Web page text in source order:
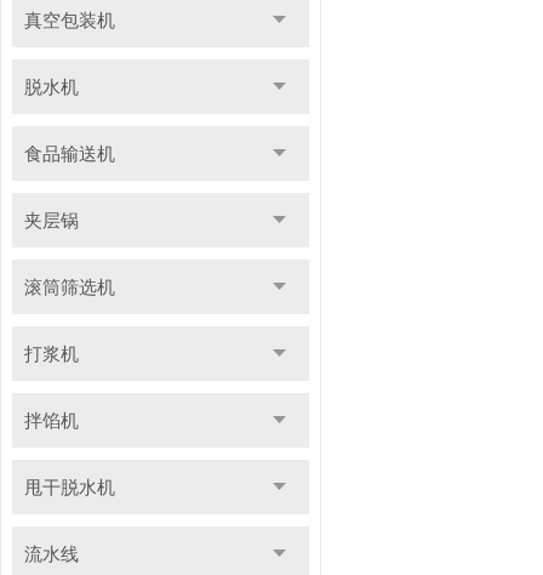
真空包装机
脱水机
食品输送机
夹层锅
滚筒筛选机
打浆机
拌馅机
甩干脱水机
流水线